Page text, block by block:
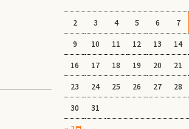
2 3 4 5 6 7
9 10 11 12 13 14
16 17 18 19 20 21
23 24 25 26 27 28
30 31